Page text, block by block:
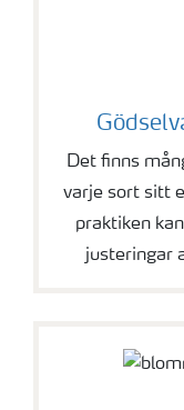
Det finns
varje sort sitt
praktiken
justeringar